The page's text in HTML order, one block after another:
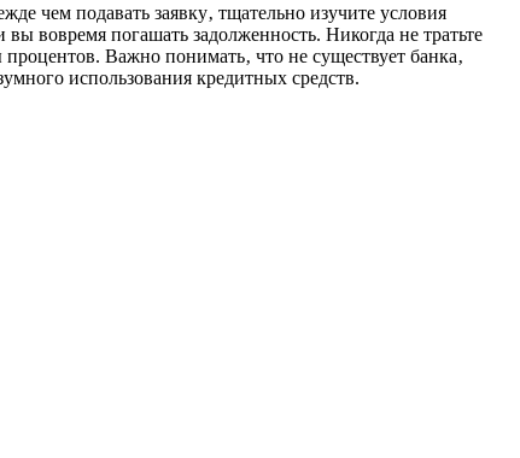
чем подавать заявку‚ тщательно изучите условия
вовремя погашать задолженность. Никогда не тратьте
Важно понимать‚ что не существует банка‚
использования кредитных средств.